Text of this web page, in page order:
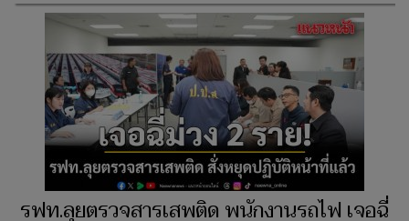
รฟท.ลุยตรวจสารเสพติด พนักงานรถไฟ เจอฉี่